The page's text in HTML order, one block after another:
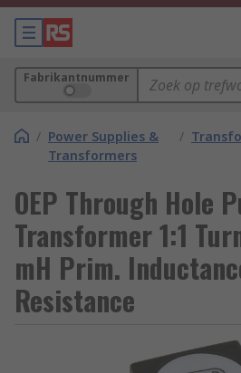
Fabrikantnummer
/ Power Supplies &
Transformers
/
OEP Through Hole
Transformer 1:1
mH Prim.
Resistance